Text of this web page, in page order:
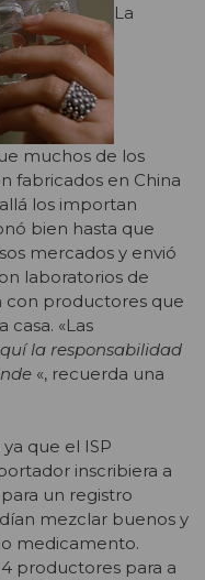
La
muchos de los
fabricados en China
los importan
bien hasta que
mercados y envió
laboratorios de
con productores que
«Las
la responsabilidad
«, recuerda una
que el ISP
inscribiera a
un registro
mezclar buenos y
medicamento.
productores para a